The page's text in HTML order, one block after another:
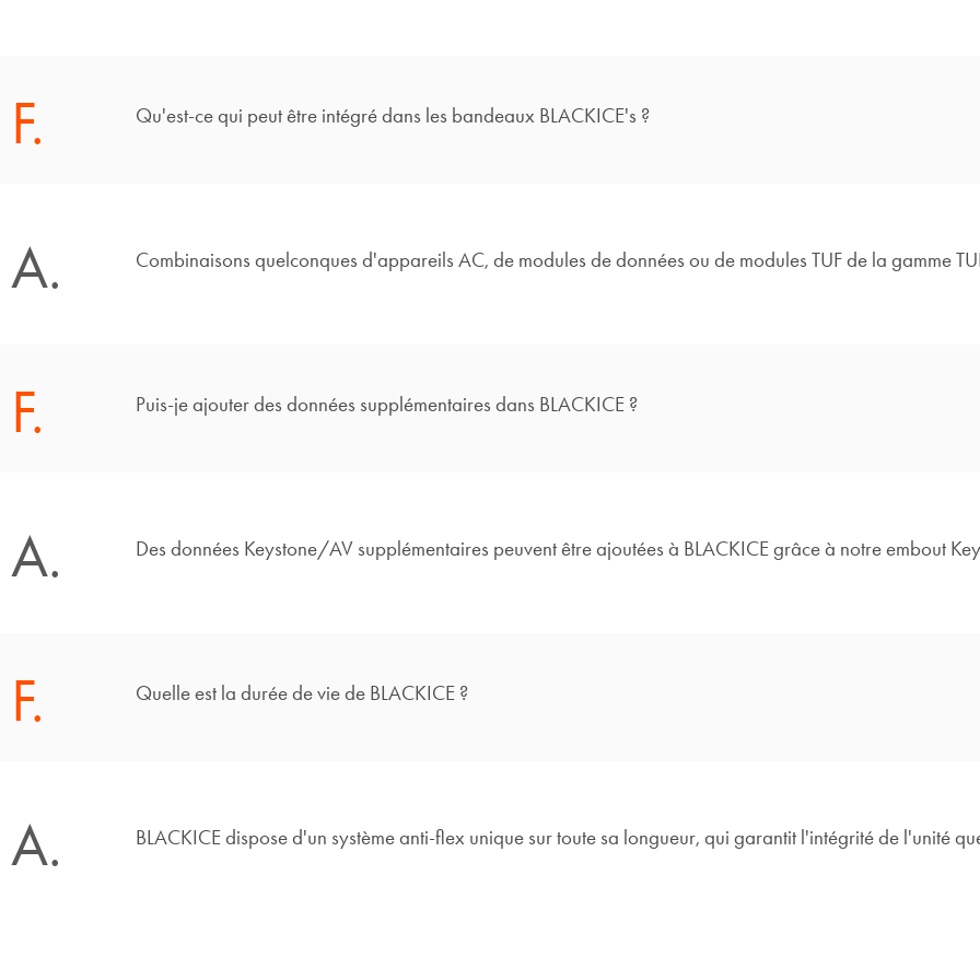
F. Qu'est-ce qui peut être intégré dans les bandeaux BLACKICE's ?
A. Combinaisons quelconques d'appareils AC, de modules de données ou de modules TUF de la gamme
F. Puis-je ajouter des données supplémentaires dans BLACKICE ?
A. Des données Keystone/AV supplémentaires peuvent être ajoutées à BLACKICE grâce à notre embout
F. Quelle est la durée de vie de BLACKICE ?
A. BLACKICE dispose d'un système anti-flex unique sur toute sa longueur, qui garantit l'intégrité de l'unité